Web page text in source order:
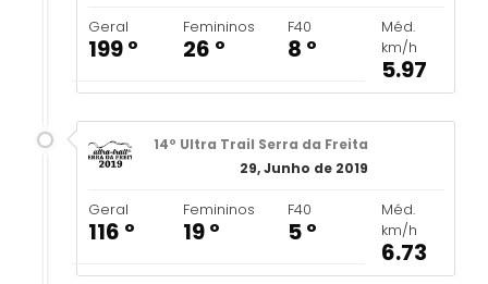
Geral
199 º
Femininos
26 º
F40
8 º
Méd.
km/h
5.97
14º Ultra Trail Serra da Freita
29, Junho de 2019
Geral
116 º
Femininos
19 º
F40
5 º
Méd.
km/h
6.73